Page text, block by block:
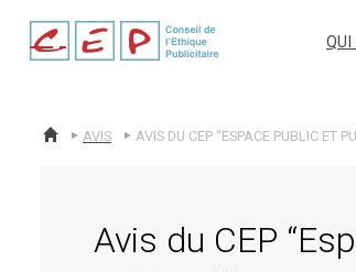
cep QUI
ACCUEIL
AVIS AVIS DU CEP “ESPACE PUBLIC ET
Avis du CEP